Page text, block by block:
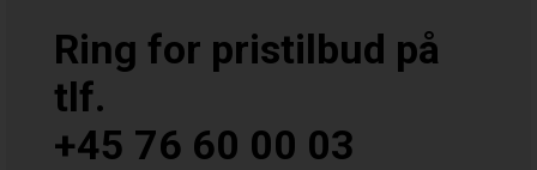
Ring for pristilbud på
tlf.
+45 76 60 00 03